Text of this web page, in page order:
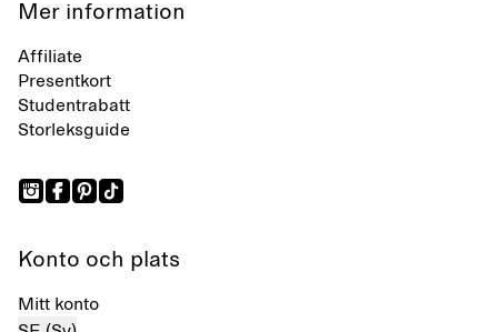
Mer information
Affiliate
Presentkort
Studentrabatt
Storleksguide
Konto och plats
Mitt konto